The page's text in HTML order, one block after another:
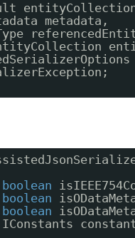
metadata,
boolean
boolean
boolean
IConstants